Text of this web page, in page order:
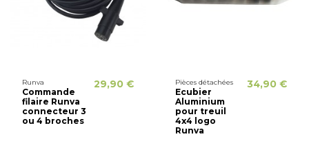
Runva
Commande
filaire Runva
connecteur 3
ou 4 broches
29,90 € Pièces détachées
Ecubier
Aluminium
pour treuil
4x4 logo
Runva
34,90 €